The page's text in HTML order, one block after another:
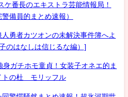
ケ番長のエキストラ芸能情報局！
備員的まとめ速報）
勇者カツオンの未解決事件簿へよ
のはなしは信じるな編）]
チホモ童貞！女装子オネエ的ま
トの杜 モリッフル